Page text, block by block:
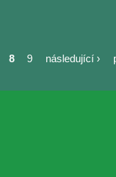
8 9 následující ›